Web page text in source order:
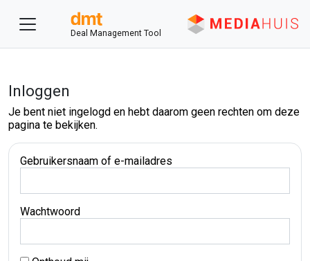
Deal Management Tool
Inloggen
Je bent niet ingelogd en hebt daarom geen rechten om deze
pagina te bekijken.
Gebruikersnaam of e-mailadres
Wachtwoord